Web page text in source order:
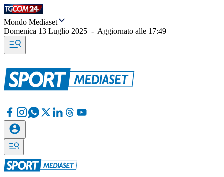
Mondo Mediaset
Domenica 13 Luglio 2025 - Aggiornato alle 17:49